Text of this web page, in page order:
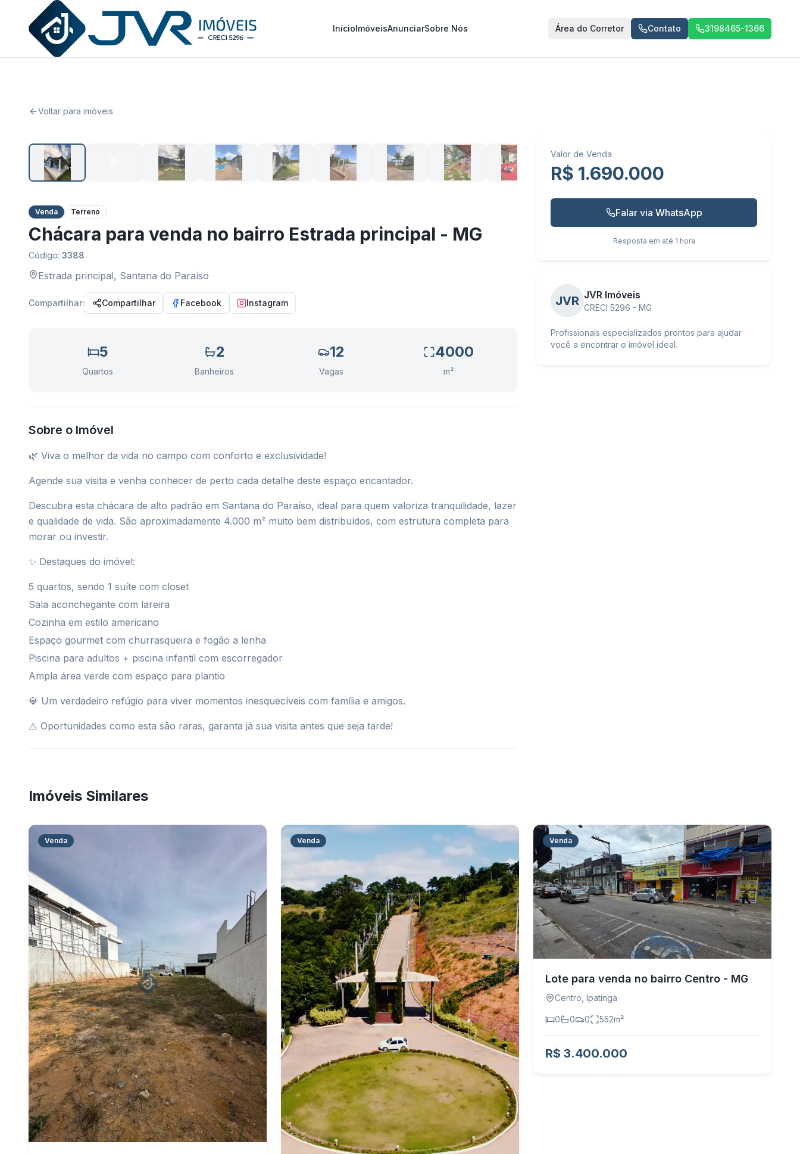
JVR Imóveis
InícioImóveisAnunciarSobre Nós Área do Corretor Contato 3198465-1366
Voltar para imóveis
Venda Terreno
Chácara para venda no bairro Estrada principal - MG
Código: 3388
Estrada principal, Santana do Paraíso
Compartilhar: Compartilhar Facebook Instagram
5
Quartos
2
Banheiros
12
Vagas
4000
m²
Sobre o Imóvel
🌿 Viva o melhor da vida no campo com conforto e exclusividade!
Agende sua visita e venha conhecer de perto cada detalhe deste espaço encantador.
Descubra esta chácara de alto padrão em Santana do Paraíso, ideal para quem valoriza tranquilidade, lazer
e qualidade de vida. São aproximadamente 4.000 m² muito bem distribuídos, com estrutura completa para
morar ou investir.
✨ Destaques do imóvel:
5 quartos, sendo 1 suíte com closet
Sala aconchegante com lareira
Cozinha em estilo americano
Espaço gourmet com churrasqueira e fogão a lenha
Piscina para adultos + piscina infantil com escorregador
Ampla área verde com espaço para plantio
💎 Um verdadeiro refúgio para viver momentos inesquecíveis com família e amigos.
⚠️ Oportunidades como esta são raras, garanta já sua visita antes que seja tarde!
Valor de Venda
R$ 1.690.000
Falar via WhatsApp
Resposta em até 1 hora
JVR JVR Imóveis
CRECI 5296 - MG
Profissionais especializados prontos para ajudar
você a encontrar o imóvel ideal.
Imóveis Similares
Venda Venda Venda
Lote para venda no bairro Centro - MG
Centro Ipatinga
0 0 0 552m²
R$ 3.400.000